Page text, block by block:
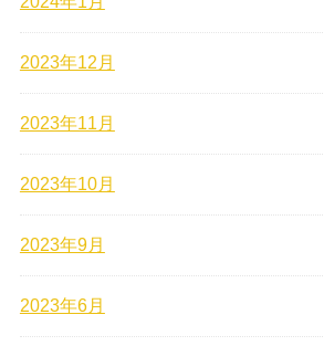
2023年12月
2023年11月
2023年10月
2023年9月
2023年6月